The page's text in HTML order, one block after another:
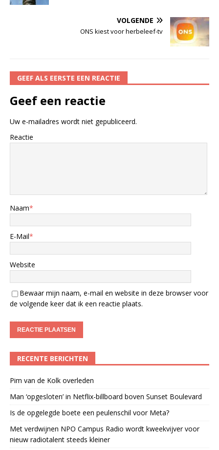
VOLGENDE
ONS kiest voor herbeleef-tv
GEEF ALS EERSTE EEN REACTIE
Geef een reactie
Uw e-mailadres wordt niet gepubliceerd.
Reactie
Naam*
E-Mail*
Website
Bewaar mijn naam, e-mail en website in deze browser voor
de volgende keer dat ik een reactie plaats.
RECENTE BERICHTEN
Pim van de Kolk overleden
Man ‘opgesloten’ in Netflix-billboard boven Sunset Boulevard
Is de opgelegde boete een peulenschil voor Meta?
Met verdwijnen NPO Campus Radio wordt kweekvijver voor
nieuw radiotalent steeds kleiner